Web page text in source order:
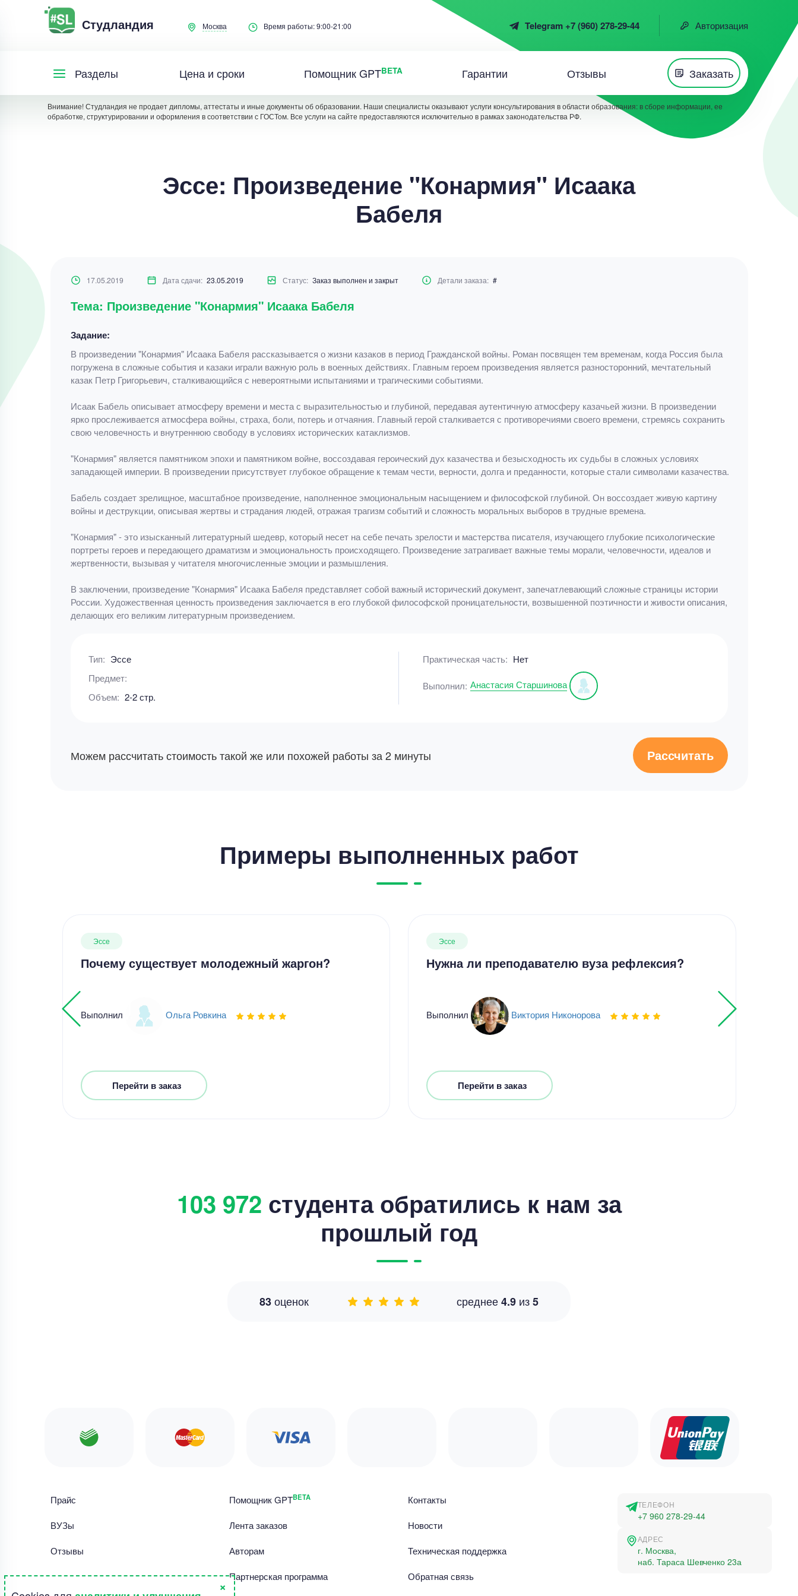
Студландия Москва Время работы: 9:00-21:00 Telegram +7 (960) 278-29-44 Авторизация
Разделы Цена и сроки Помощник GPTBETA Гарантии Отзывы Заказать
Внимание! Студландия не продает дипломы, аттестаты и иные документы об образовании. Наши специалисты оказывают услуги консультирования в области образования: в сборе информации, ее
обработке, структурировании и оформления в соответствии с ГОСТом. Все услуги на сайте предоставляются исключительно в рамках законодательства РФ.
Эссе: Произведение "Конармия" Исаака
Бабеля
17.05.2019 Дата сдачи: 23.05.2019 Статус: Заказ выполнен и закрыт Детали заказа: #
Тема: Произведение "Конармия" Исаака Бабеля
Задание:
В произведении "Конармия" Исаака Бабеля рассказывается о жизни казаков в период Гражданской войны. Роман посвящен тем временам, когда Россия была
погружена в сложные события и казаки играли важную роль в военных действиях. Главным героем произведения является разносторонний, мечтательный
казак Петр Григорьевич, сталкивающийся с невероятными испытаниями и трагическими событиями.
Исаак Бабель описывает атмосферу времени и места с выразительностью и глубиной, передавая аутентичную атмосферу казачьей жизни. В произведении
ярко прослеживается атмосфера войны, страха, боли, потерь и отчаяния. Главный герой сталкивается с противоречиями своего времени, стремясь сохранить
свою человечность и внутреннюю свободу в условиях исторических катаклизмов.
"Конармия" является памятником эпохи и памятником войне, воссоздавая героический дух казачества и безысходность их судьбы в сложных условиях
западающей империи. В произведении присутствует глубокое обращение к темам чести, верности, долга и преданности, которые стали символами казачества.
Бабель создает зрелищное, масштабное произведение, наполненное эмоциональным насыщением и философской глубиной. Он воссоздает живую картину
войны и деструкции, описывая жертвы и страдания людей, отражая трагизм событий и сложность моральных выборов в трудные времена.
"Конармия" - это изысканный литературный шедевр, который несет на себе печать зрелости и мастерства писателя, изучающего глубокие психологические
портреты героев и передающего драматизм и эмоциональность происходящего. Произведение затрагивает важные темы морали, человечности, идеалов и
жертвенности, вызывая у читателя многочисленные эмоции и размышления.
В заключении, произведение "Конармия" Исаака Бабеля представляет собой важный исторический документ, запечатлевающий сложные страницы истории
России. Художественная ценность произведения заключается в его глубокой философской проницательности, возвышенной поэтичности и живости описания,
делающих его великим литературным произведением.
Тип: Эссе
Предмет:
Объем: 2-2 стр.
Практическая часть: Нет
Выполнил: Анастасия Старшинова
Можем рассчитать стоимость такой же или похожей работы за 2 минуты Рассчитать
Примеры выполненных работ
Эссе
Почему существует молодежный жаргон?
Выполнил Ольга Ровкина
Перейти в заказ
Эссе
Нужна ли преподавателю вуза рефлексия?
Выполнил Виктория Никонорова
Перейти в заказ
103 972 студента обратились к нам за
прошлый год
83оценок среднее4.9 из5
Прайс
ВУЗы
Отзывы
Библиотека работ
Помощник GPTBETA
Лента заказов
Авторам
Партнерская программа
Контакты
Новости
Техническая поддержка
Обратная связь
ТЕЛЕФОН
+7 960 278-29-44
АДРЕС
г. Москва,
наб. Тараса Шевченко 23а
×